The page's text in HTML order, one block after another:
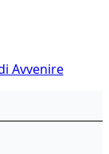
Avvenire